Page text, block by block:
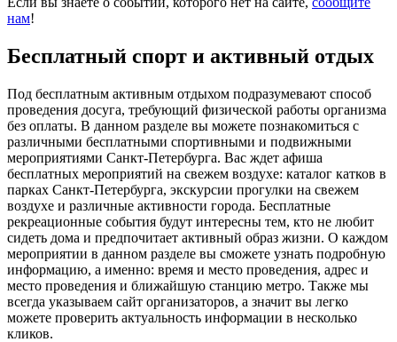
нам!
Бесплатный спорт и активный отдых
Под бесплатным активным отдыхом подразумевают способ
проведения досуга, требующий физической работы организма
без оплаты. В данном разделе вы можете познакомиться с
различными бесплатными спортивными и подвижными
мероприятиями Санкт-Петербурга. Вас ждет афиша
бесплатных мероприятий на свежем воздухе: каталог катков в
парках Санкт-Петербурга, экскурсии прогулки на свежем
воздухе и различные активности города. Бесплатные
рекреационные события будут интересны тем, кто не любит
сидеть дома и предпочитает активный образ жизни. О каждом
мероприятии в данном разделе вы сможете узнать подробную
информацию, а именно: время и место проведения, адрес и
место проведения и ближайшую станцию метро. Также мы
всегда указываем сайт организаторов, а значит вы легко
можете проверить актуальность информации в несколько
кликов.